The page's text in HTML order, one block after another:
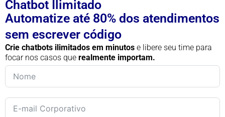
Chatbot Ilimitado
Automatize até 80% dos atendimentos
sem escrever código
Crie chatbots ilimitados em minutos e libere seu time para
focar nos casos que realmente importam.